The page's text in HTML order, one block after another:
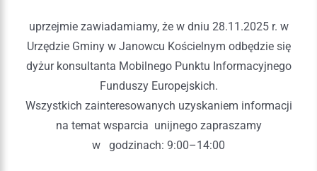
uprzejmie zawiadamiamy, że w dniu 28.11.2025 r. w
Urzędzie Gminy w Janowcu Kościelnym odbędzie się
dyżur konsultanta Mobilnego Punktu Informacyjnego
Funduszy Europejskich.
Wszystkich zainteresowanych uzyskaniem informacji
na temat wsparcia unijnego zapraszamy
w godzinach: 9:00–14:00